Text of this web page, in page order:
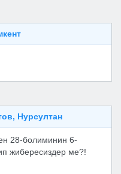
Нурсултан
28-болиминин 6-
жибересиздер ме?!